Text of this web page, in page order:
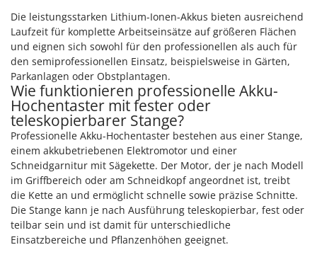
Die leistungsstarken Lithium-Ionen-Akkus bieten ausreichend
Laufzeit für komplette Arbeitseinsätze auf größeren Flächen
und eignen sich sowohl für den professionellen als auch für
den semiprofessionellen Einsatz, beispielsweise in Gärten,
Parkanlagen oder Obstplantagen.
Wie funktionieren professionelle Akku-
Hochentaster mit fester oder
teleskopierbarer Stange?
Professionelle Akku-Hochentaster bestehen aus einer Stange,
einem akkubetriebenen Elektromotor und einer
Schneidgarnitur mit Sägekette. Der Motor, der je nach Modell
im Griffbereich oder am Schneidkopf angeordnet ist, treibt
die Kette an und ermöglicht schnelle sowie präzise Schnitte.
Die Stange kann je nach Ausführung teleskopierbar, fest oder
teilbar sein und ist damit für unterschiedliche
Einsatzbereiche und Pflanzenhöhen geeignet.